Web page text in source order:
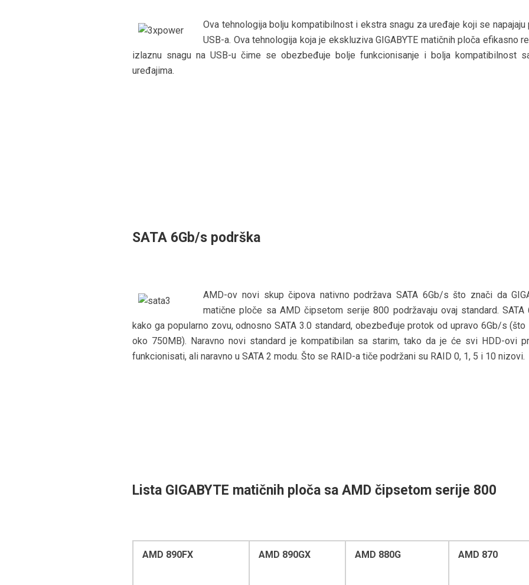
Ova tehnologija bolju kompatibilnost i ekstra snagu za uređaje koji se napajaju
USB-a. Ova tehnologija koja je ekskluziva GIGABYTE matičnih ploča efikasno
izlaznu snagu na USB-u čime se obezbeđuje bolje funkcionisanje i bolja kompatibilnost
uređajima.
SATA 6Gb/s podrška
AMD-ov novi skup čipova nativno podržava SATA 6Gb/s što znači da
matične ploče sa AMD čipsetom serije 800 podržavaju ovaj standard. SATA
kako ga popularno zovu, odnosno SATA 3.0 standard, obezbeđuje protok od upravo 6Gb/s
oko 750MB). Naravno novi standard je kompatibilan sa starim, tako da je će svi HDD-ovi
funkcionisati, ali naravno u SATA 2 modu. Što se RAID-a tiče podržani su RAID 0, 1, 5 i 10 nizovi.
Lista GIGABYTE matičnih ploča sa AMD čipsetom serije 800
AMD 890FX AMD 890GX AMD 880G AMD 870